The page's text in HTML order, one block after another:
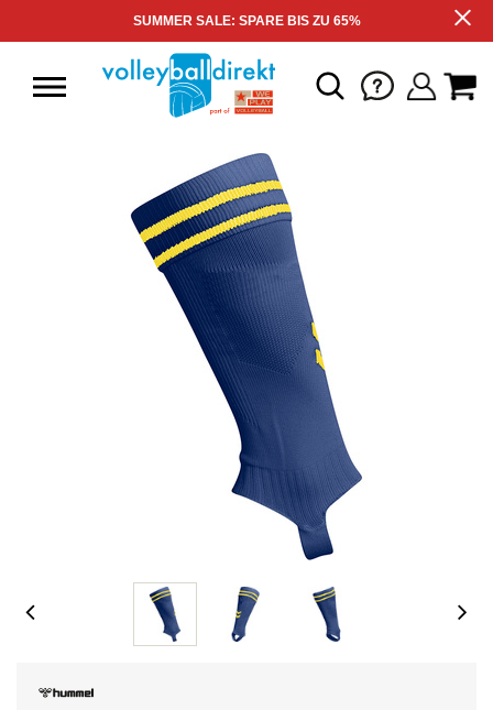
SUMMER SALE: SPARE BIS ZU 65%